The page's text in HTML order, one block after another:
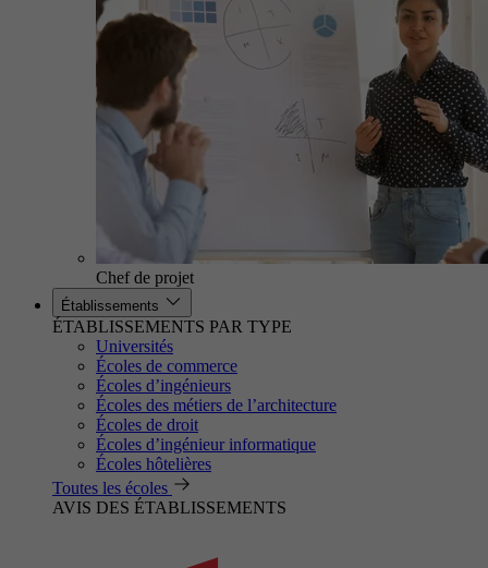
Chef de projet
Établissements
ÉTABLISSEMENTS PAR TYPE
Universités
Écoles de commerce
Écoles d’ingénieurs
Écoles des métiers de l’architecture
Écoles de droit
Écoles d’ingénieur informatique
Écoles hôtelières
Toutes les écoles
AVIS DES ÉTABLISSEMENTS